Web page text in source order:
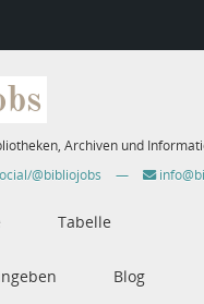
Archiven und
@bibliojobs
—
Tabelle
Blog